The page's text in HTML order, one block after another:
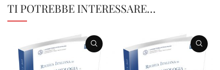
TI POTREBBE INTERESSARE…